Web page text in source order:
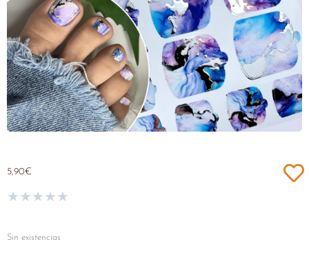
5,90€
★★★★★
Sin existencias